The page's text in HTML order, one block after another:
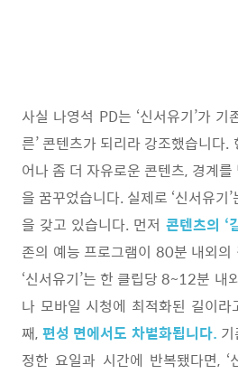
사실 나영석 PD는 ‘신서유기’가 기
른’ 콘텐츠가 되리라 강조했습니다.
어나 좀 더 자유로운 콘텐츠, 경계
을 꿈꾸었습니다. 실제로 ‘신서유기
을 갖고 있습니다. 먼저 콘텐츠의 ‘
존의 예능 프로그램이 80분 내외의
‘신서유기’는 한 클립당 8~12분 내
나 모바일 시청에 최적화된 길이
째, 편성 면에서도 차별화됩니다.
정한 요일과 시간에 반복됐다면, ‘